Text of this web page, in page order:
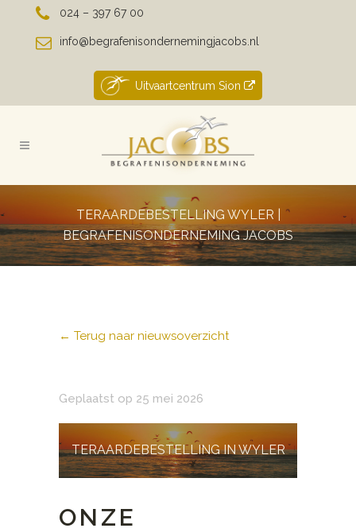
024 – 397 67 00
info@begrafenisondernemingjacobs.nl
Uitvaartcentrum Sion
TERAARDEBESTELLING WYLER |
BEGRAFENISONDERNEMING JACOBS
← Terug naar nieuwsoverzicht
Geplaatst op 25 mei 2026
TERAARDEBESTELLING IN WYLER
ONZE